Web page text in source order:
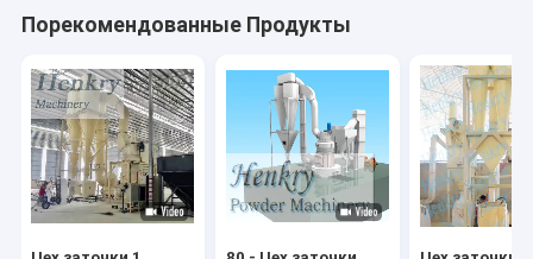
Порекомендованные Продукты